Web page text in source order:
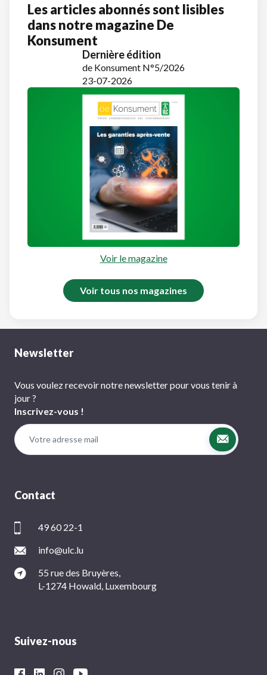
Les articles abonnés sont lisibles
dans notre magazine De
Konsument
Dernière édition
de Konsument N°5/2026
23-07-2026
Voir le magazine
Voir tous nos magazines
Newsletter
Vous voulez recevoir notre newsletter pour vous tenir à
jour ?
Inscrivez-vous !
Contact
49 60 22-1
info@ulc.lu
55 rue des Bruyères,
L-1274 Howald, Luxembourg
Suivez-nous